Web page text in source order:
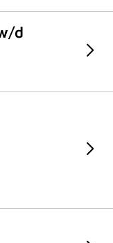
d